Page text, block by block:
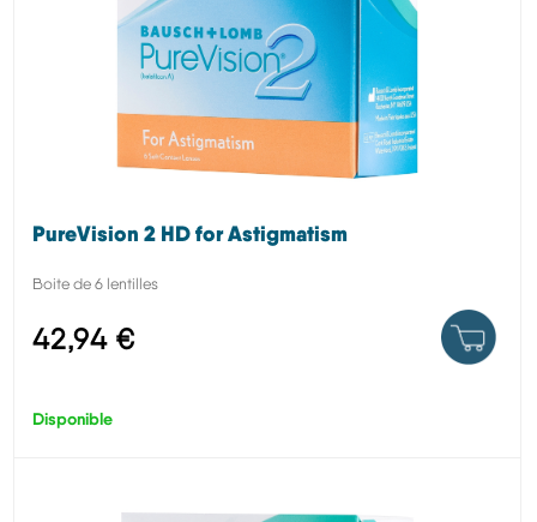
PureVision 2 HD for Astigmatism
Boite de 6 lentilles
42,94 €
Disponible